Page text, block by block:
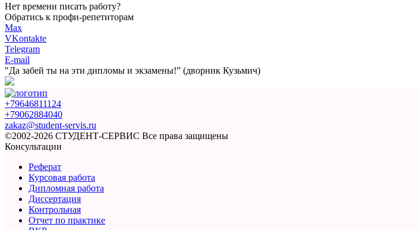
Нет времени писать работу?
Обратись к профи-репетиторам
Max
VKontakte
Telegram
E-mail
"Да забей ты на эти дипломы и экзамены!” (дворник Кузьмич)
+79646811124
+79062884040
zakaz@student-servis.ru
©2002-2026 СТУДЕНТ-СЕРВИС Все права защищены
Консультации
Реферат
Курсовая работа
Дипломная работа
Диссертация
Контрольная
Отчет по практике